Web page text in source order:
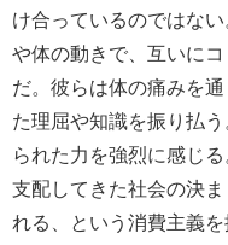
け合っているのではな
や体の動きで、互いに
だ。彼らは体の痛みを
た理屈や知識を振り払
られた力を強烈に感じ
支配してきた社会の決
れる、という消費主義